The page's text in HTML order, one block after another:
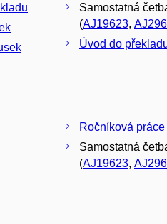
Samostatná
(AJ19623,
Úvod do
Ročníková
Samostatná
(AJ19623,